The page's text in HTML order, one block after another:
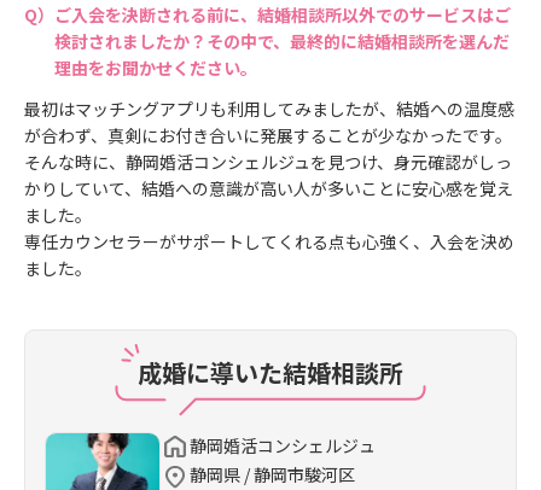
ご入会を決断される前に、結婚相談所以外でのサービスはご
検討されましたか？その中で、最終的に結婚相談所を選んだ
理由をお聞かせください。
最初はマッチングアプリも利用してみましたが、結婚への温度感
が合わず、真剣にお付き合いに発展することが少なかったです。
そんな時に、静岡婚活コンシェルジュを見つけ、身元確認がしっ
かりしていて、結婚への意識が高い人が多いことに安心感を覚え
ました。
専任カウンセラーがサポートしてくれる点も心強く、入会を決め
ました。
成婚に導いた結婚相談所
静岡婚活コンシェルジュ
静岡県 / 静岡市駿河区